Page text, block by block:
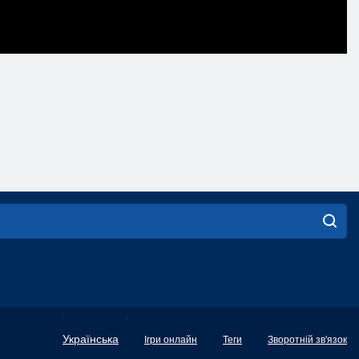
Українська
English
Ігри онлайн Теги Зворотній зв'язок